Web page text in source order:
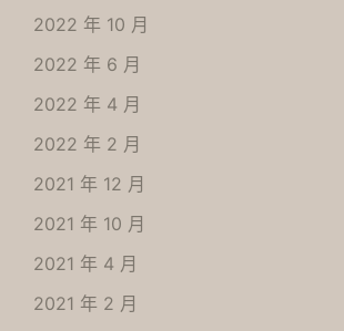
2022 年 10 月
2022 年 6 月
2022 年 4 月
2022 年 2 月
2021 年 12 月
2021 年 10 月
2021 年 4 月
2021 年 2 月